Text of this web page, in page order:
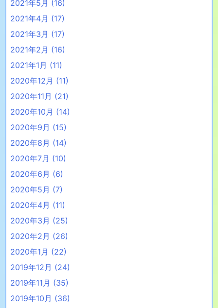
2021年5月 (16)
2021年4月 (17)
2021年3月 (17)
2021年2月 (16)
2021年1月 (11)
2020年12月 (11)
2020年11月 (21)
2020年10月 (14)
2020年9月 (15)
2020年8月 (14)
2020年7月 (10)
2020年6月 (6)
2020年5月 (7)
2020年4月 (11)
2020年3月 (25)
2020年2月 (26)
2020年1月 (22)
2019年12月 (24)
2019年11月 (35)
2019年10月 (36)